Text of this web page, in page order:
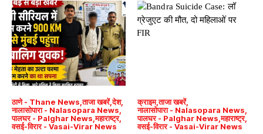
ठाणे - Thane News ताजा खबरें देश
नालासोपारा - Nalasopara News
पालघर - Palghar News महाराष्ट्र
वसई-विरार - Vasai-Virar News
क्राइम ताजा खबरें
नालासोपारा - Nalasopara News
पालघर - Palghar News महाराष्ट्र
वसई-विरार - Vasai-Virar News